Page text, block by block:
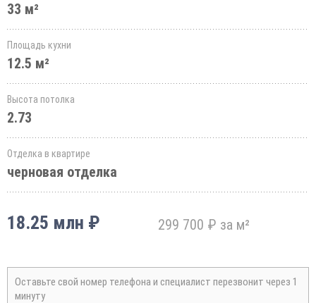
33 м²
Площадь кухни
12.5 м²
Высота потолка
2.73
Отделка в квартире
черновая отделка
18.25 млн ₽ 299 700 ₽ за м²
Оставьте свой номер телефона и специалист перезвонит через 1
минуту